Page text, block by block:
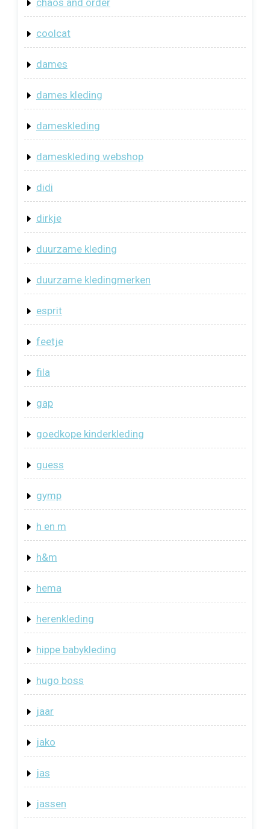
chaos and order
coolcat
dames
dames kleding
dameskleding
dameskleding webshop
didi
dirkje
duurzame kleding
duurzame kledingmerken
esprit
feetje
fila
gap
goedkope kinderkleding
guess
gymp
h en m
h&m
hema
herenkleding
hippe babykleding
hugo boss
jaar
jako
jas
jassen